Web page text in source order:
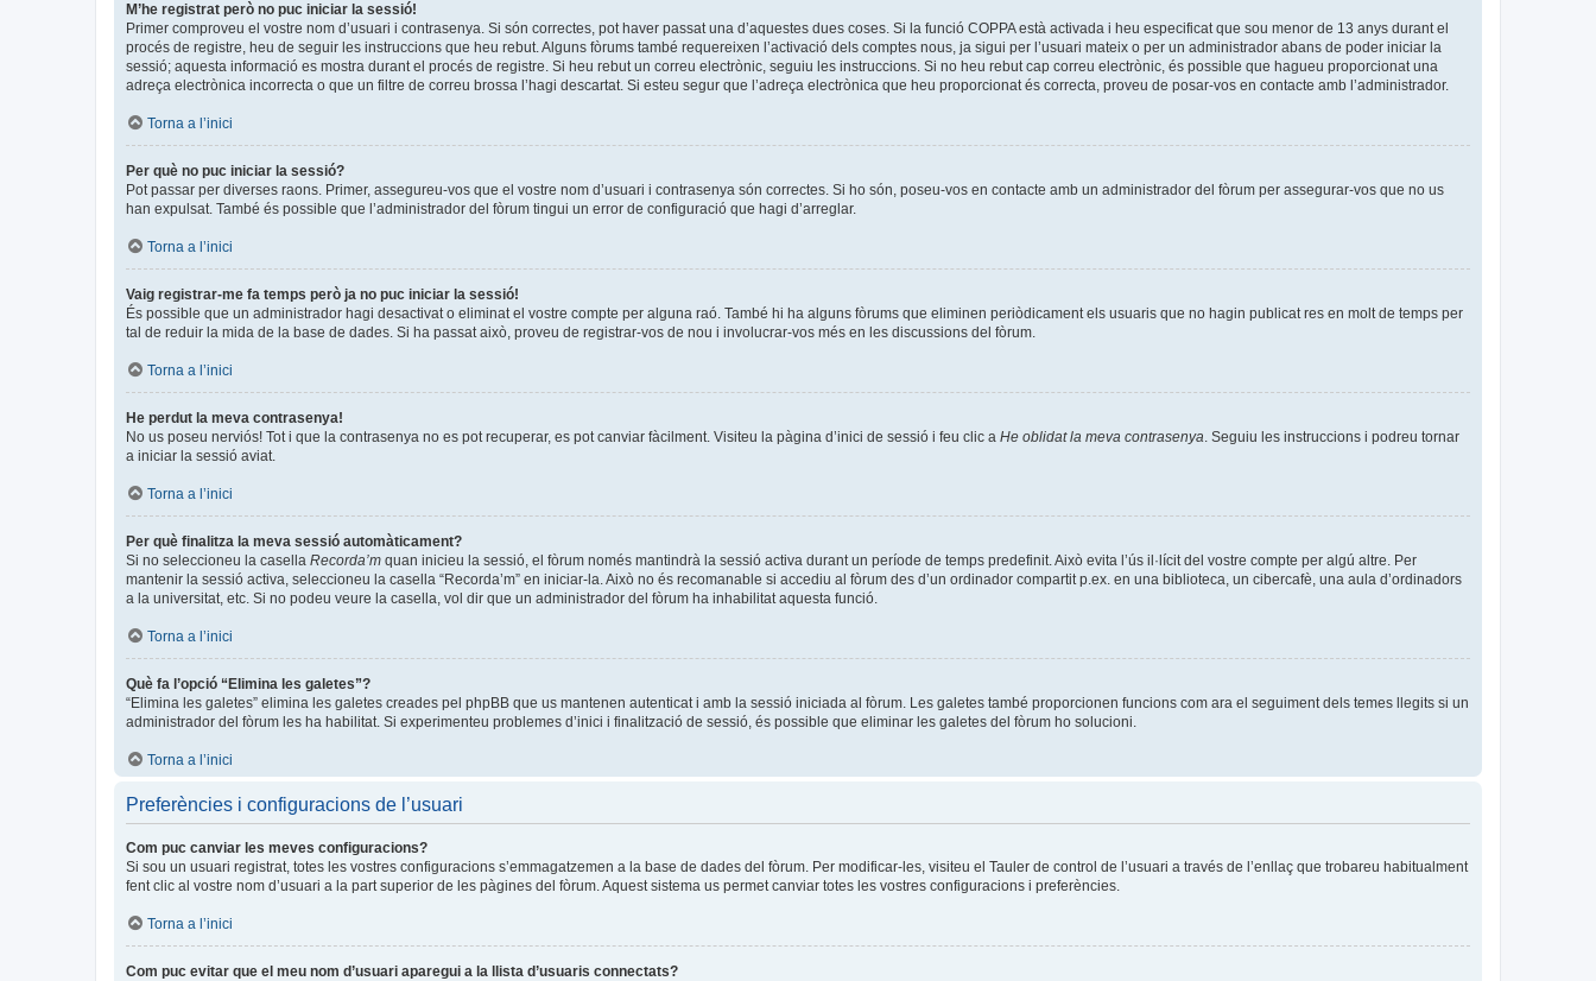
M’he registrat però no puc iniciar la sessió!
Primer comproveu el vostre nom d’usuari i contrasenya. Si són correctes, pot haver passat una d’aquestes dues coses. Si la funció COPPA està activada i heu especificat que sou menor de 13 anys durant el
procés de registre, heu de seguir les instruccions que heu rebut. Alguns fòrums també requereixen l’activació dels comptes nous, ja sigui per l’usuari mateix o per un administrador abans de poder iniciar la
sessió; aquesta informació es mostra durant el procés de registre. Si heu rebut un correu electrònic, seguiu les instruccions. Si no heu rebut cap correu electrònic, és possible que hagueu proporcionat una
adreça electrònica incorrecta o que un filtre de correu brossa l’hagi descartat. Si esteu segur que l’adreça electrònica que heu proporcionat és correcta, proveu de posar-vos en contacte amb l’administrador.
Torna a l’inici
Per què no puc iniciar la sessió?
Pot passar per diverses raons. Primer, assegureu-vos que el vostre nom d’usuari i contrasenya són correctes. Si ho són, poseu-vos en contacte amb un administrador del fòrum per assegurar-vos que no us
han expulsat. També és possible que l’administrador del fòrum tingui un error de configuració que hagi d’arreglar.
Torna a l’inici
Vaig registrar-me fa temps però ja no puc iniciar la sessió!
És possible que un administrador hagi desactivat o eliminat el vostre compte per alguna raó. També hi ha alguns fòrums que eliminen periòdicament els usuaris que no hagin publicat res en molt de temps per
tal de reduir la mida de la base de dades. Si ha passat això, proveu de registrar-vos de nou i involucrar-vos més en les discussions del fòrum.
Torna a l’inici
He perdut la meva contrasenya!
No us poseu nerviós! Tot i que la contrasenya no es pot recuperar, es pot canviar fàcilment. Visiteu la pàgina d’inici de sessió i feu clic a He oblidat la meva contrasenya. Seguiu les instruccions i podreu tornar
a iniciar la sessió aviat.
Torna a l’inici
Per què finalitza la meva sessió automàticament?
Si no seleccioneu la casella Recorda’m quan inicieu la sessió, el fòrum només mantindrà la sessió activa durant un període de temps predefinit. Això evita l’ús il·lícit del vostre compte per algú altre. Per
mantenir la sessió activa, seleccioneu la casella “Recorda’m” en iniciar-la. Això no és recomanable si accediu al fòrum des d’un ordinador compartit p.ex. en una biblioteca, un cibercafè, una aula d’ordinadors
a la universitat, etc. Si no podeu veure la casella, vol dir que un administrador del fòrum ha inhabilitat aquesta funció.
Torna a l’inici
Què fa l’opció “Elimina les galetes”?
“Elimina les galetes” elimina les galetes creades pel phpBB que us mantenen autenticat i amb la sessió iniciada al fòrum. Les galetes també proporcionen funcions com ara el seguiment dels temes llegits si un
administrador del fòrum les ha habilitat. Si experimenteu problemes d’inici i finalització de sessió, és possible que eliminar les galetes del fòrum ho solucioni.
Torna a l’inici
Preferències i configuracions de l’usuari
Com puc canviar les meves configuracions?
Si sou un usuari registrat, totes les vostres configuracions s’emmagatzemen a la base de dades del fòrum. Per modificar-les, visiteu el Tauler de control de l’usuari a través de l’enllaç que trobareu habitualment
fent clic al vostre nom d’usuari a la part superior de les pàgines del fòrum. Aquest sistema us permet canviar totes les vostres configuracions i preferències.
Torna a l’inici
Com puc evitar que el meu nom d’usuari aparegui a la llista d’usuaris connectats?